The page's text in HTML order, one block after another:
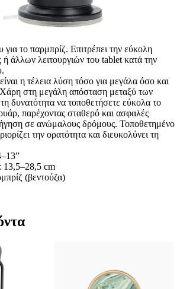
για το παρμπρίζ. Επιτρέπει την εύκολη
άλλων λειτουργιών του tablet κατά την
η τέλεια λύση τόσο για μεγάλα όσο και
Χάρη στη μεγάλη απόσταση μεταξύ των
δυνατότητα να τοποθετήσετε εύκολα το
παρέχοντας σταθερό και ασφαλές
σε ανώμαλους δρόμους. Τοποθετημένο
την ορατότητα και διευκολύνει τη
13,5–28,5 cm
(βεντούζα)